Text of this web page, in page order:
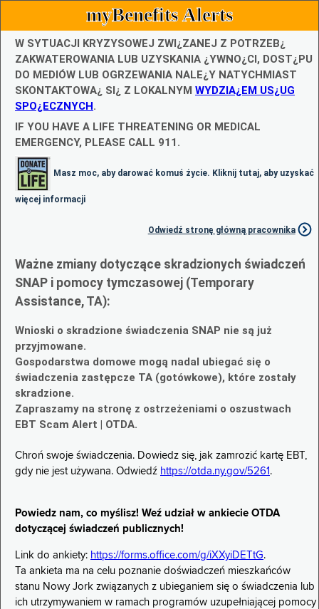
myBenefits Alerts
W SYTUACJI KRYZYSOWEJ ZWI¿ZANEJ Z POTRZEB¿
ZAKWATEROWANIA LUB UZYSKANIA ¿YWNO¿CI, DOST¿PU
DO MEDIÓW LUB OGRZEWANIA NALE¿Y NATYCHMIAST
SKONTAKTOWA¿ SI¿ Z LOKALNYM WYDZIA¿EM US¿UG
SPO¿ECZNYCH.
IF YOU HAVE A LIFE THREATENING OR MEDICAL
EMERGENCY, PLEASE CALL 911.
Masz moc, aby darować komuś życie. Kliknij tutaj, aby uzyskać
więcej informacji
Odwiedź stronę główną pracownika
Ważne zmiany dotyczące skradzionych świadczeń
SNAP i pomocy tymczasowej (Temporary
Assistance, TA):
Wnioski o skradzione świadczenia SNAP nie są już
przyjmowane.
Gospodarstwa domowe mogą nadal ubiegać się o
świadczenia zastępcze TA (gotówkowe), które zostały
skradzione.
Zapraszamy na stronę z ostrzeżeniami o oszustwach
EBT Scam Alert | OTDA.
Chroń swoje świadczenia. Dowiedz się, jak zamrozić kartę EBT,
gdy nie jest używana. Odwiedź https://otda.ny.gov/5261 .
Powiedz nam, co myślisz! Weź udział w ankiecie OTDA
dotyczącej świadczeń publicznych!
Link do ankiety: https://forms.office.com/g/iXXyiDETtG.
Ta ankieta ma na celu poznanie doświadczeń mieszkańców
stanu Nowy Jork związanych z ubieganiem się o świadczenia lub
ich utrzymywaniem w ramach programów uzupełniającej pomocy